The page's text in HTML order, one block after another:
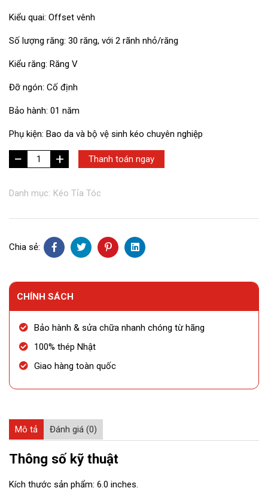
Kiểu quai: Offset vênh
Số lượng răng: 30 răng, với 2 rãnh nhỏ/răng
Kiểu răng: Răng V
Đỡ ngón: Cố định
Bảo hành: 01 năm
Phụ kiện: Bao da và bộ vệ sinh kéo chuyên nghiệp
VLS-
TK88
lượng
+ Thanh toán ngay
Danh mục: Kéo Tỉa Tóc
Chia sẻ:
CHÍNH SÁCH
Bảo hành & sửa chữa nhanh chóng từ hãng
100% thép Nhật
Giao hàng toàn quốc
Mô tả Đánh giá (0)
Thông số kỹ thuật
Kích thước sản phẩm: 6.0 inches.